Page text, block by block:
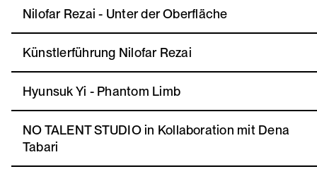
Nilofar Rezai - Unter der Oberfläche
Künstlerführung Nilofar Rezai
Hyunsuk Yi - Phantom Limb
NO TALENT STUDIO in Kollaboration mit Dena
Tabari